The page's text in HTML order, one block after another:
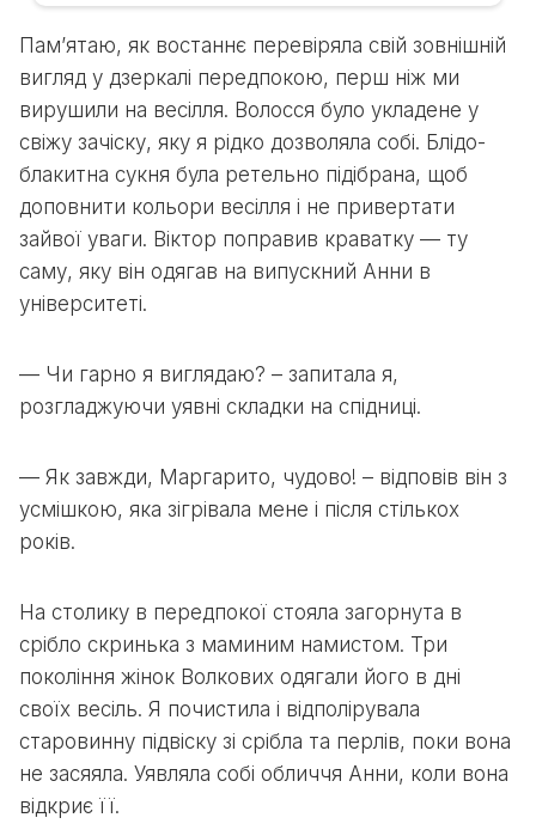
Пам’ятаю, як востаннє перевіряла свій зовнішній
вигляд у дзеркалі передпокою, перш ніж ми
вирушили на весілля. Волосся було укладене у
свіжу зачіску, яку я рідко дозволяла собі. Блідо-
блакитна сукня була ретельно підібрана, щоб
доповнити кольори весілля і не привертати
зайвої уваги. Віктор поправив краватку — ту
саму, яку він одягав на випускний Анни в
університеті.
— Чи гарно я виглядаю? – запитала я,
розгладжуючи уявні складки на спідниці.
— Як завжди, Маргарито, чудово! – відповів він з
усмішкою, яка зігрівала мене і після стількох
років.
На столику в передпокої стояла загорнута в
срібло скринька з маминим намистом. Три
покоління жінок Волкових одягали його в дні
своїх весіль. Я почистила і відполірувала
старовинну підвіску зі срібла та перлів, поки вона
не засяяла. Уявляла собі обличчя Анни, коли вона
відкриє її.